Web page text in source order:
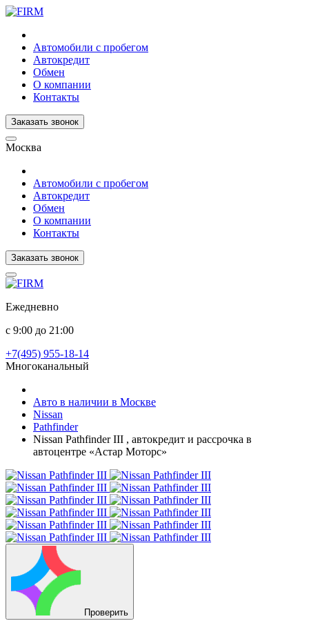
Автомобили с пробегом
Автокредит
Обмен
О компании
Контакты
Заказать звонок
Москва
Автомобили с пробегом
Автокредит
Обмен
О компании
Контакты
Заказать звонок
Ежедневно
с 9:00 до 21:00
+7(495) 955-18-14
Многоканальный
Авто в наличии в Москве
Nissan
Pathfinder
Nissan Pathfinder III , автокредит и рассрочка в
автоцентре «Астар Моторс»
Проверить